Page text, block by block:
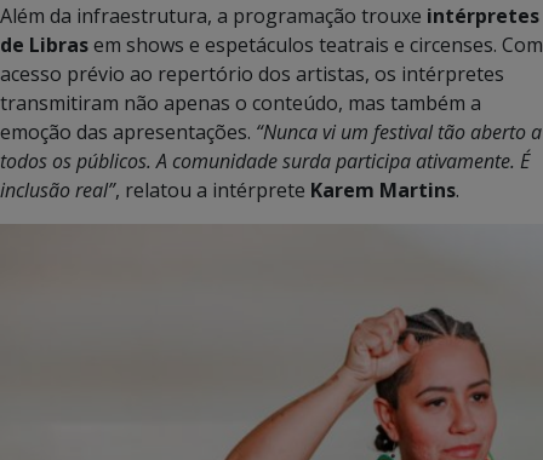
Além da infraestrutura, a programação trouxe intérpretes
de Librasem shows e espetáculos teatrais e circenses. Com
acesso prévio ao repertório dos artistas, os intérpretes
transmitiram não apenas o conteúdo, mas também a
emoção das apresentações. “Nunca vi um festival tão aberto a
todos os públicos. A comunidade surda participa ativamente. É
inclusão real”, relatou a intérprete Karem Martins.